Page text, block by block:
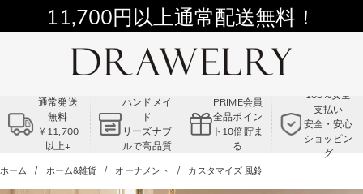
11,700円以上通常配送無料！
Summer Sale!! |3点以上で15％OFF！
コード:VS2
通常発送
無料
￥11,700
以上+
ハンドメイ
ド
リーズナブ
ルで高品質
PRIME会員
全品ポイン
ト10倍貯ま
る
100%安全
支払い
安全・安心
ショッピン
グ
ホーム ホーム&雑貨 オーナメント カスタマイズ 風鈴